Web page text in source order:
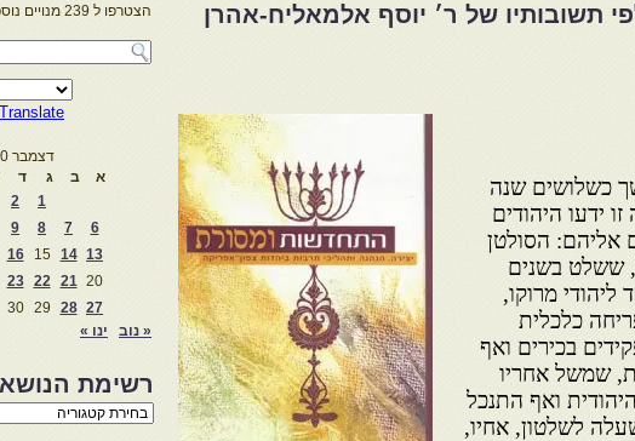
תשובותיו של ר׳ יוסף אלמאליח-אהרן
כשלושים שנה
ידעו היהודים
אליהם: הסולטן
ששלט בשנים
נטה חסד ליהודי מרוקו,
כלכלית
בכירים ואף
שמשל אחריו
ואף התנכל
לשלטון, אחיו,
הצטרפו ל 239 מנויים נוספים
Translate
דצמבר 2020
א
ב ג ד
1
2
6
7
8
9
13
14
15
16
20
21
22
23
27
28
29
30
« נוב
ינו »
רשימת
רשימת
הנושאים